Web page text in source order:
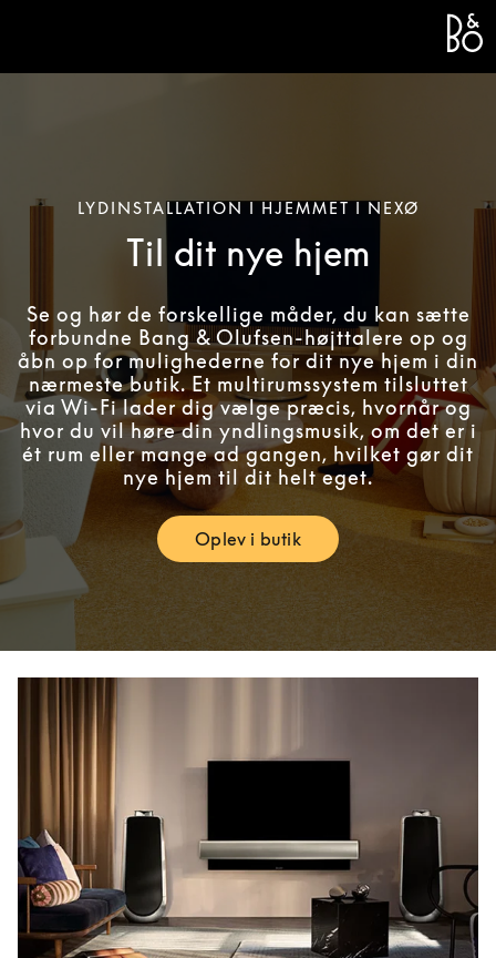
LYDINSTALLATION I HJEMMET I NEXØ
Til dit nye hjem
Se og hør de forskellige måder, du kan sætte
forbundne Bang & Olufsen-højttalere op og
åbn op for mulighederne for dit nye hjem i din
nærmeste butik. Et multirumssystem tilsluttet
via Wi-Fi lader dig vælge præcis, hvornår og
hvor du vil høre din yndlingsmusik, om det er i
ét rum eller mange ad gangen, hvilket gør dit
nye hjem til dit helt eget.
Oplev i butikLink Opens in New Tab